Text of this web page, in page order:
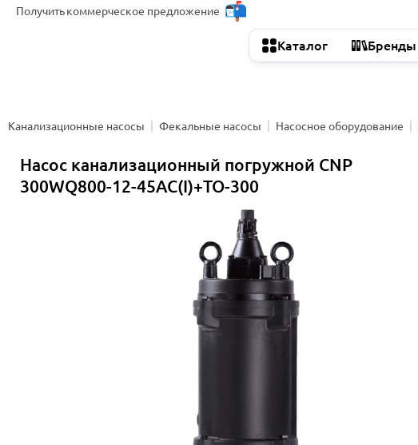
Получитькоммерческое предложение
Каталог Бренды
Канализационные насосы Фекальные насосы Насосное оборудование
Насос канализационный погружной CNP
300WQ800-12-45AC(I)+TO-300